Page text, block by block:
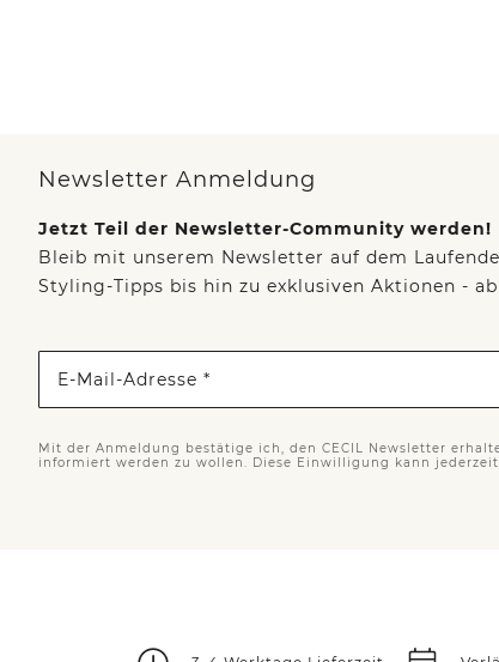
Newsletter Anmeldung
Jetzt Teil der Newsletter-Community werden!
Bleib mit unserem Newsletter auf dem
Styling-Tipps bis hin zu exklusiven Aktionen -
E-Mail-Adresse *
Mit der Anmeldung bestätige ich, den CECIL Newsletter
informiert werden zu wollen. Diese Einwilligung kann